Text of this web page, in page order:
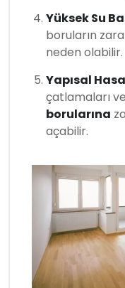
Yüksek Su
boruların
neden olabilir.
Yapısal
çatlamaları
borularına
açabilir.